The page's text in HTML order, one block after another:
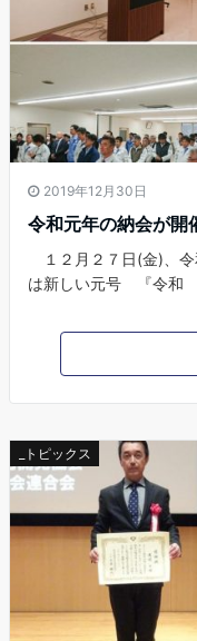
2019年12月30日
令和元年の納会が開
１２月２７日(金)、
は新しい元号 『令和
_トピックス